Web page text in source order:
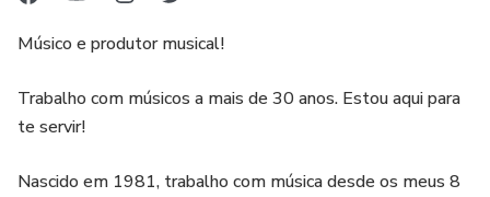
Músico e produtor musical!
Trabalho com músicos a mais de 30 anos. Estou aqui para
te servir!
Nascido em 1981, trabalho com música desde os meus 8